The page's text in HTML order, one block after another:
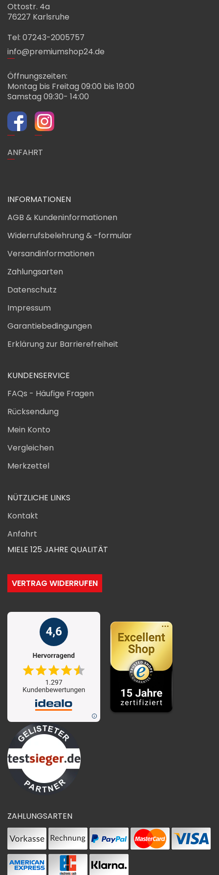
Ottostr. 4a
76227 Karlsruhe
Tel: 07243-2005757
info@premiumshop24.de
Öffnungszeiten:
Montag bis Freitag 09:00 bis 19:00
Samstag 09:30- 14:00
ANFAHRT
INFORMATIONEN
AGB & Kundeninformationen
Widerrufsbelehrung & -formular
Versandinformationen
Zahlungsarten
Datenschutz
Impressum
Garantiebedingungen
Erklärung zur Barrierefreiheit
KUNDENSERVICE
FAQs - Häufige Fragen
Rücksendung
Mein Konto
Vergleichen
Merkzettel
NÜTZLICHE LINKS
Kontakt
Anfahrt
MIELE 125 JAHRE QUALITÄT
VERTRAG WIDERRUFEN
ZAHLUNGSARTEN